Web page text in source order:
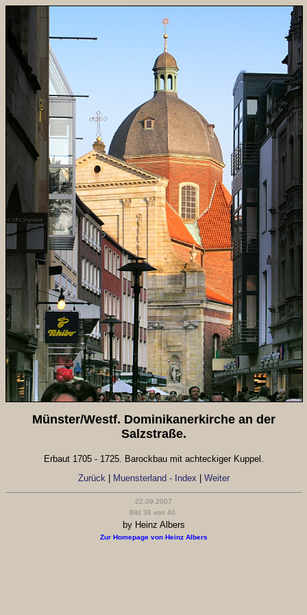
Münster/Westf. Dominikanerkirche an der
Salzstraße.
Erbaut 1705 - 1725. Barockbau mit achteckiger Kuppel.
Zurück
Muensterland - Index Weiter
22.09.2007
Bild 38 von 40
by Heinz Albers
Zur Homepage von Heinz Albers